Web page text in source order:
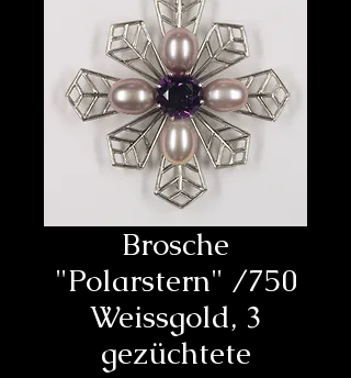
Brosche
"Polarstern" /750
Weissgold, 3
gezüchtete